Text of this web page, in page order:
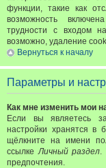
функции, такие как
возможность
трудности с входом
возможно, удаление
Вернуться к началу
Параметры и
Как мне изменить мои
Если вы являетесь
настройки хранятся в
щёлкните на имени
ссылкеЛичный раздел.
предпочтения.